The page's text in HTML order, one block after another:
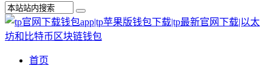
首页